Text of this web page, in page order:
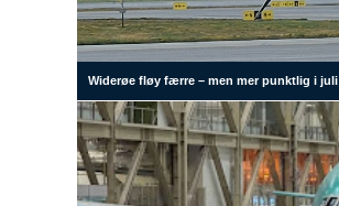
Widerøe fløy færre – men mer punktlig i juli